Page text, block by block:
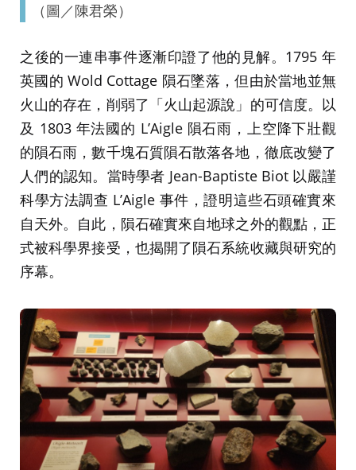
（圖／陳君榮）
之後的一連串事件逐漸印證了他的見解。1795 年
英國的 Wold Cottage 隕石墜落，但由於當地並無
火山的存在，削弱了「火山起源說」的可信度。以
及 1803 年法國的 L’Aigle 隕石雨，上空降下壯觀
的隕石雨，數千塊石質隕石散落各地，徹底改變了
人們的認知。當時學者 Jean-Baptiste Biot 以嚴謹
科學方法調查 L’Aigle 事件，證明這些石頭確實來
自天外。自此，隕石確實來自地球之外的觀點，正
式被科學界接受，也揭開了隕石系統收藏與研究的
序幕。